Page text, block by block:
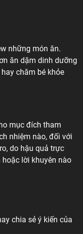
những món ăn.
ăn dặm dinh dưỡng
chăm bé khỏe
mục đích tham
nhiệm nào, đối với
do hậu quả trực
lời khuyên nào
chia sẻ ý kiến của